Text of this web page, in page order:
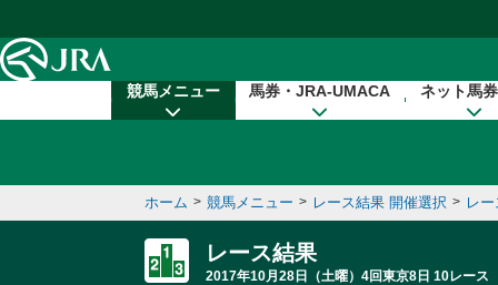
競馬メニュー 馬券・JRA-UMACA ネット馬
ホーム > 競馬メニュー > レース結果 開催選択 > レ
レース結果
2017年10月28日（土曜）4回東京8日 10レース